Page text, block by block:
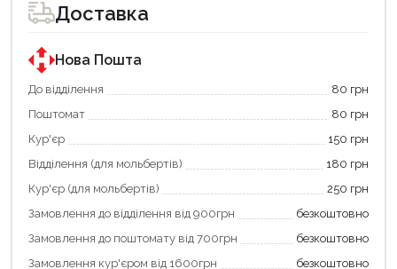
покупки
державною
програмою
єКнига.
Використовуйте
карту
щоб
зекономити
та
отримати
переваги!
картою
єКнига
покупки
державною
програмою
«Національний
кешбек».
покупку
«Національний
кешбек»
та
отримуйте
повернення
Економте
більше
Доставка
Нова Пошта
До відділення
80 грн
Поштомат
80 грн
Кур'єр
150 грн
Відділення (для мольбертів)
180 грн
Кур'єр (для мольбертів)
250 грн
Замовлення до відділення від 900грн
безкоштовно
Замовлення до поштомату від 700грн
безкоштовно
Замовлення кур'єром від 1600грн
безкоштовно